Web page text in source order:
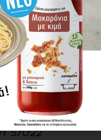
ΜΑΣ
Α.Ε.
57022